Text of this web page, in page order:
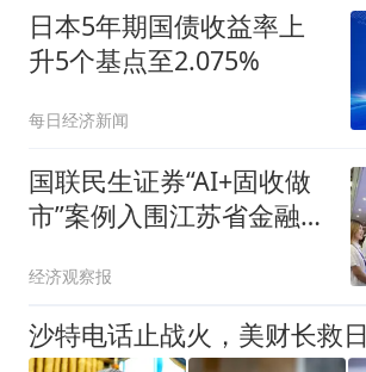
日本5年期国债收益率上
升5个基点至2.075%
每日经济新闻
国联民生证券“AI+固收做
市”案例入围江苏省金融科
融科技前沿成果亮相推进
会
经济观察报